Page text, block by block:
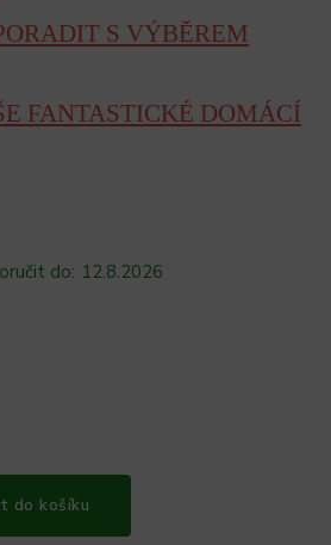
do: 12.8.2026
do košíku
S VÝBĚREM
FANTASTICKÉ DOMÁCÍ